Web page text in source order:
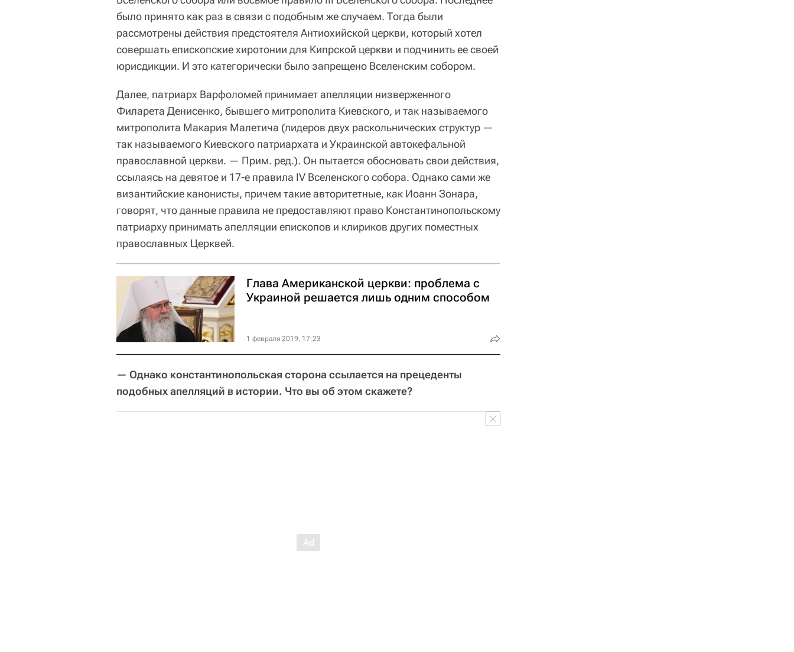
было принято как раз в связи с подобным же случаем. Тогда были
рассмотрены действия предстоятеля Антиохийской церкви, который хотел
совершать епископские хиротонии для Кипрской церкви и подчинить ее своей
юрисдикции. И это категорически было запрещено Вселенским собором.
Далее, патриарх Варфоломей принимает апелляции низверженного
Филарета Денисенко, бывшего митрополита Киевского, и так называемого
митрополита Макария Малетича (лидеров двух раскольнических структур —
так называемого Киевского патриархата и Украинской автокефальной
православной церкви. — Прим. ред.). Он пытается обосновать свои действия,
ссылаясь на девятое и 17-е правила IV Вселенского собора. Однако сами же
византийские канонисты, причем такие авторитетные, как Иоанн Зонара,
говорят, что данные правила не предоставляют право Константинопольскому
патриарху принимать апелляции епископов и клириков других поместных
православных Церквей.
Глава Американской церкви: проблема с
Украиной решается лишь одним способом
1 февраля 2019, 17:23
— Однако константинопольская сторона ссылается на прецеденты
подобных апелляций в истории. Что вы об этом скажете?